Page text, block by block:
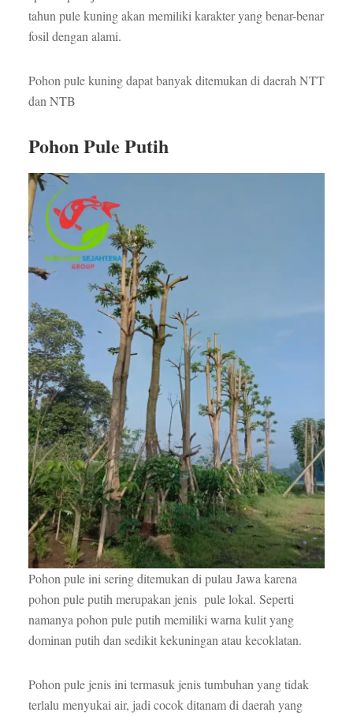
tahun pule kuning akan memiliki karakter yang benar-benar
fosil dengan alami.
Pohon pule kuning dapat banyak ditemukan di daerah NTT
dan NTB
Pohon Pule Putih
Pohon pule ini sering ditemukan di pulau Jawa karena
pohon pule putih merupakan jenis pule lokal. Seperti
namanya pohon pule putih memiliki warna kulit yang
dominan putih dan sedikit kekuningan atau kecoklatan.
Pohon pule jenis ini termasuk jenis tumbuhan yang tidak
terlalu menyukai air, jadi cocok ditanam di daerah yang